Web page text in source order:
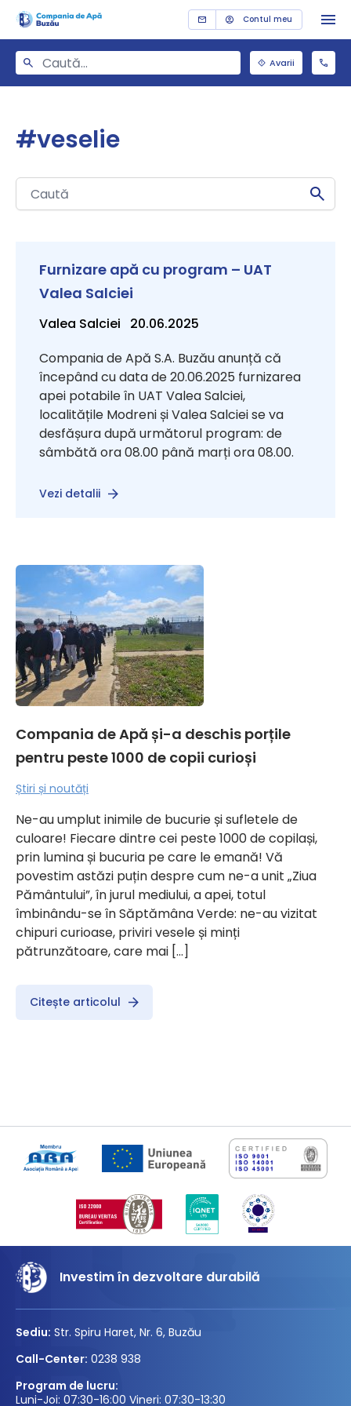
Contul meu
Avarii
#veselie
Furnizare apă cu program – UAT
Valea Salciei
Valea Salciei 20.06.2025
Compania de Apă S.A. Buzău anunță că
începând cu data de 20.06.2025 furnizarea
apei potabile în UAT Valea Salciei,
localitățile Modreni și Valea Salciei se va
desfășura după următorul program: de
sâmbătă ora 08.00 până marți ora 08.00.
Vezi detalii
Compania de Apă și-a deschis porțile
pentru peste 1000 de copii curioși
Știri și noutăți
Ne-au umplut inimile de bucurie și sufletele de
culoare! Fiecare dintre cei peste 1000 de copilași,
prin lumina și bucuria pe care le emană! Vă
povestim astăzi puțin despre cum ne-a unit „Ziua
Pământului”, în jurul mediului, a apei, totul
îmbinându-se în Săptămâna Verde: ne-au vizitat
chipuri curioase, priviri vesele și minți
pătrunzătoare, care mai […]
Citește articolul
Investim în dezvoltare durabilă
Sediu: Str. Spiru Haret, Nr. 6, Buzău
Call-Center: 0238 938
Program de lucru:
Luni-Joi: 07:30-16:00 Vineri: 07:30-13:30